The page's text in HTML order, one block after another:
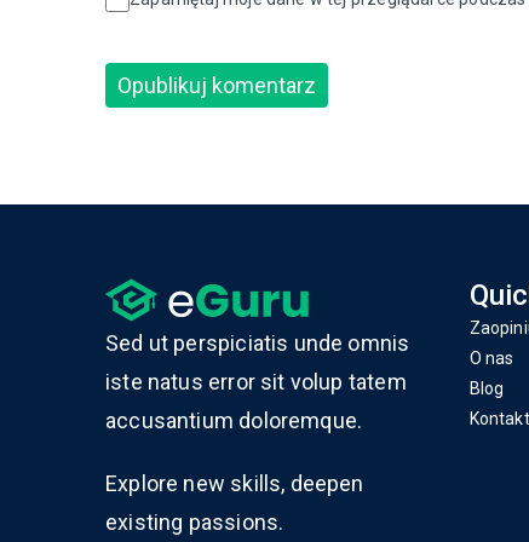
Sed ut perspiciatis unde omnis
iste natus error sit volup tatem
accusantium doloremque.
Explore new skills, deepen
existing passions.
O nas
Blog
Kontakt